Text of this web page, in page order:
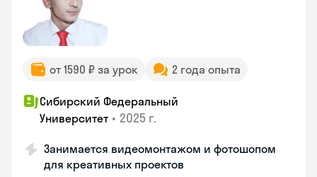
от 1590 ₽ за урок 2 года опыта
Сибирский Федеральный
Университет • 2025 г.
Занимается видеомонтажом и фотошопом
для креативных проектов